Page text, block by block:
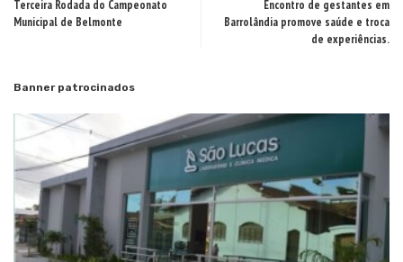
Terceira Rodada do Campeonato
Municipal de Belmonte
Encontro de gestantes em
Barrolândia promove saúde e troca
de experiências.
Banner patrocinados